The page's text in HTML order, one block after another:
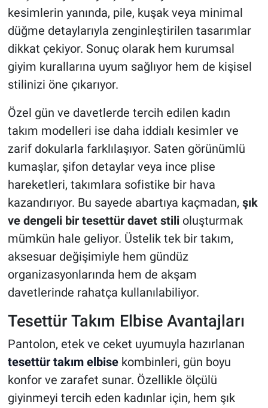
kesimlerin yanında, pile, kuşak veya minimal
düğme detaylarıyla zenginleştirilen tasarımlar
dikkat çekiyor. Sonuç olarak hem kurumsal
giyim kurallarına uyum sağlıyor hem de kişisel
stilinizi öne çıkarıyor.
Özel gün ve davetlerde tercih edilen kadın
takım modelleri ise daha iddialı kesimler ve
zarif dokularla farklılaşıyor. Saten görünümlü
kumaşlar, şifon detaylar veya ince plise
hareketleri, takımlara sofistike bir hava
kazandırıyor. Bu sayede abartıya kaçmadan, şık
ve dengeli bir tesettür davet stilioluşturmak
mümkün hale geliyor. Üstelik tek bir takım,
aksesuar değişimiyle hem gündüz
organizasyonlarında hem de akşam
davetlerinde rahatça kullanılabiliyor.
Tesettür Takım Elbise Avantajları
Pantolon, etek ve ceket uyumuyla hazırlanan
tesettür takım elbisekombinleri, gün boyu
konfor ve zarafet sunar. Özellikle ölçülü
giyinmeyi tercih eden kadınlar için, hem şık